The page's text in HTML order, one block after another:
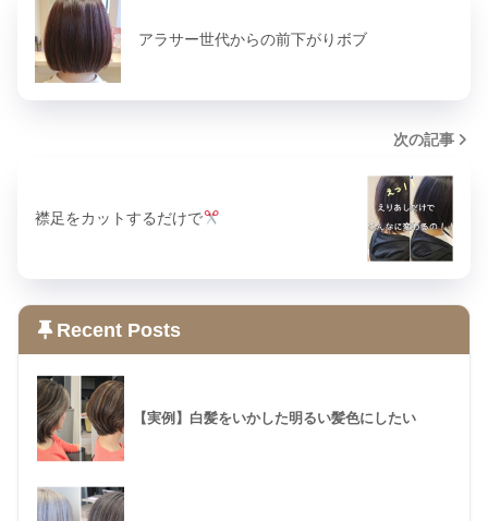
アラサー世代からの前下がりボブ
次の記事
襟足をカットするだけで
Recent Posts
【実例】白髪をいかした明るい髪色にしたい